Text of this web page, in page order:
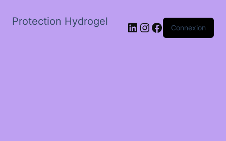
Protection Hydrogel LinkedIn
Instagram
Facebook
Connexion